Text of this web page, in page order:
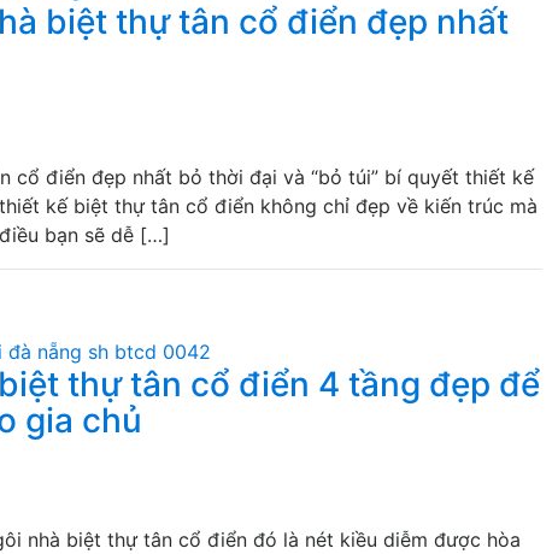
biệt thự tân cổ điển đẹp nhất
cổ điển đẹp nhất bỏ thời đại và “bỏ túi” bí quyết thiết kế
kế biệt thự tân cổ điển không chỉ đẹp về kiến trúc mà
bạn sẽ dễ […]
thự tân cổ điển 4 tầng đẹp để
gia chủ
nhà biệt thự tân cổ điển đó là nét kiều diễm được hòa